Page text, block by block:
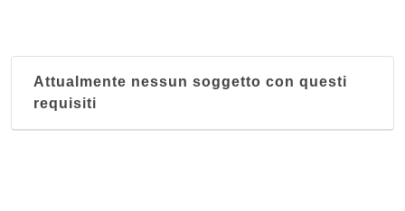
Attualmente nessun soggetto con questi
requisiti